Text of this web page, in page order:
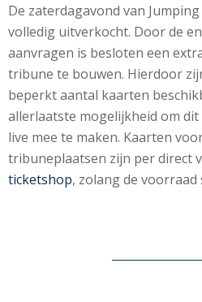
De zaterdagavond van
volledig uitverkocht. Door de
aanvragen is besloten een
tribune te bouwen. Hierdoor
beperkt aantal kaarten
allerlaatste mogelijkheid om
live mee te maken. Kaarten
tribuneplaatsen zijn per direct
ticketshop, zolang de voorraad